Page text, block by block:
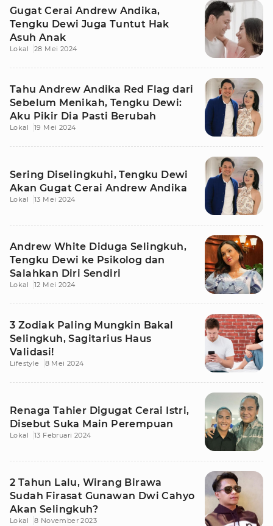
Gugat Cerai Andrew Andika,
Tengku Dewi Juga Tuntut Hak
Asuh Anak
Lokal 28 Mei 2024
Tahu Andrew Andika Red Flag dari
Sebelum Menikah, Tengku Dewi:
Aku Pikir Dia Pasti Berubah
Lokal 19 Mei 2024
Sering Diselingkuhi, Tengku Dewi
Akan Gugat Cerai Andrew Andika
Lokal 13 Mei 2024
Andrew White Diduga Selingkuh,
Tengku Dewi ke Psikolog dan
Salahkan Diri Sendiri
Lokal 12 Mei 2024
3 Zodiak Paling Mungkin Bakal
Selingkuh, Sagitarius Haus
Validasi!
Lifestyle 8 Mei 2024
Renaga Tahier Digugat Cerai Istri,
Disebut Suka Main Perempuan
Lokal 13 Februari 2024
2 Tahun Lalu, Wirang Birawa
Sudah Firasat Gunawan Dwi Cahyo
Akan Selingkuh?
Lokal 8 November 2023